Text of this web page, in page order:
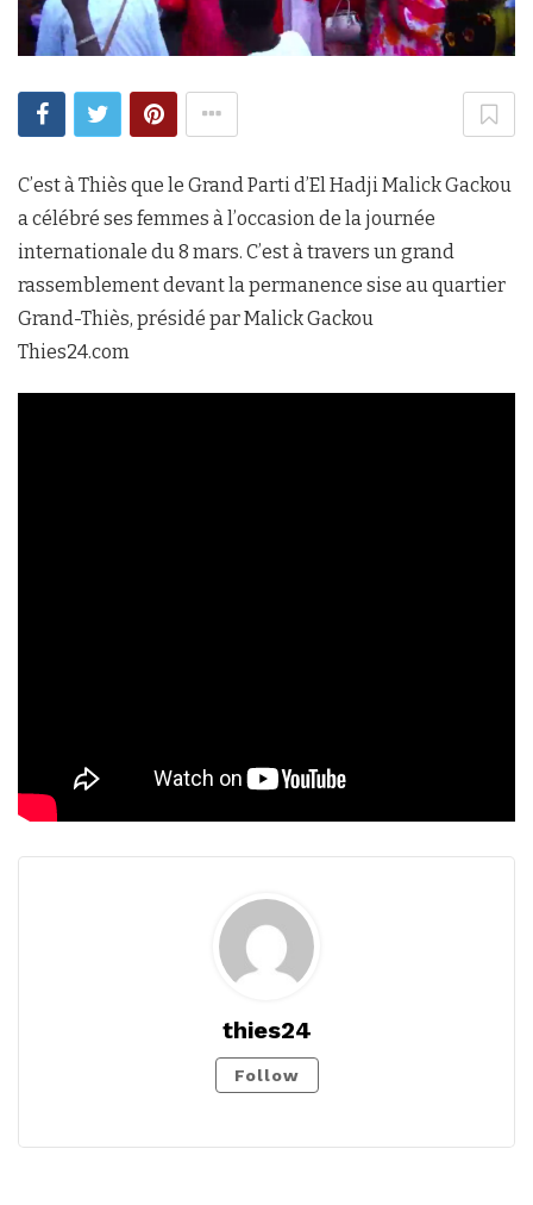
C’est à Thiès que le Grand Parti d’El Hadji Malick Gackou
a célébré ses femmes à l’occasion de la journée
internationale du 8 mars. C’est à travers un grand
rassemblement devant la permanence sise au quartier
Grand-Thiès, présidé par Malick Gackou
Thies24.com
thies24
Follow